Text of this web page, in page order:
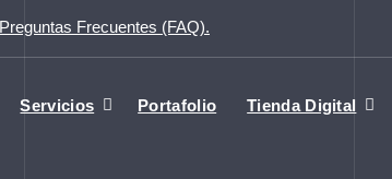
Preguntas Frecuentes (FAQ).
Servicios Portafolio Tienda Digital